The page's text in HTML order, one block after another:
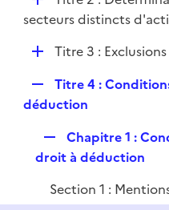
r
i
e
r
lé
e
r
secteurs distincts
D
l
r
Titre 3 :
e
l
i
e
r
Titre 4 :
déduction
e
l
Chapitre 1 :
droit à déduction
Section 1 :